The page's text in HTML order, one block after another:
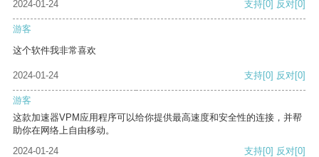
2024-01-24 支持[0] 反对[0]
游客
这个软件我非常喜欢
2024-01-24 支持[0] 反对[0]
游客
这款加速器VPM应用程序可以给你提供最高速度和安全性的连接，并帮
助你在网络上自由移动。
2024-01-24
支持[0] 反对[0]